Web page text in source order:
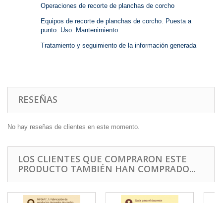
Operaciones de recorte de planchas de corcho
Equipos de recorte de planchas de corcho. Puesta a
punto. Uso. Mantenimiento
Tratamiento y seguimiento de la información generada
RESEÑAS
No hay reseñas de clientes en este momento.
LOS CLIENTES QUE COMPRARON ESTE
PRODUCTO TAMBIÉN HAN COMPRADO...